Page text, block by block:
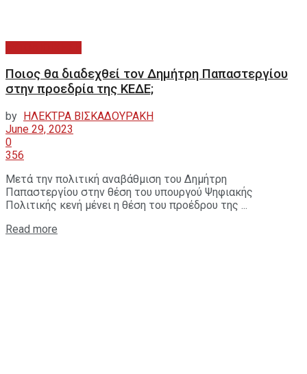
Ποιος θα διαδεχθεί τον Δημήτρη Παπαστεργίου
στην προεδρία της ΚΕΔΕ;
by ΗΛΕΚΤΡΑ ΒΙΣΚΑΔΟΥΡΑΚΗ
June 29, 2023
0
356
Μετά την πολιτική αναβάθμιση του Δημήτρη
Παπαστεργίου στην θέση του υπουργού Ψηφιακής
Πολιτικής κενή μένει η θέση του προέδρου της ...
Read more